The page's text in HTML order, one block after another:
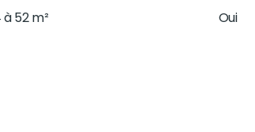
à 52 m² Oui